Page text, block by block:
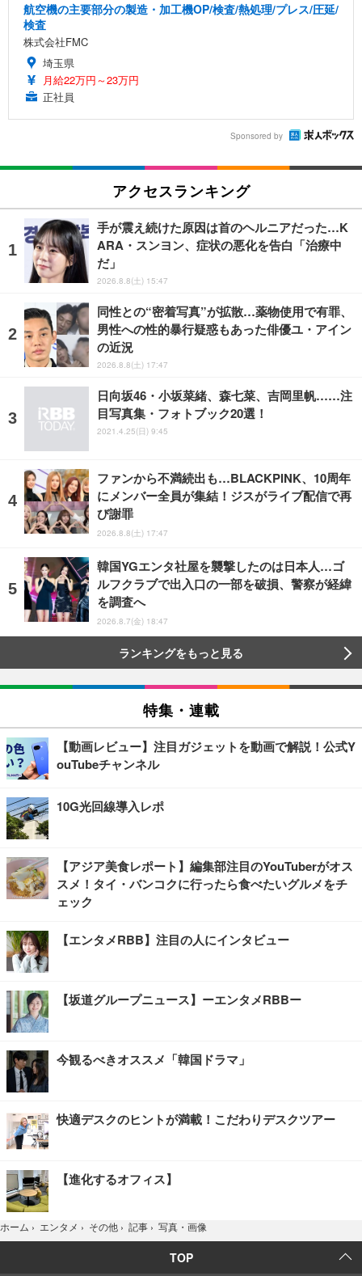
航空機の主要部分の製造・加工機OP/検査/熱処理/プレス/圧延/
検査
株式会社FMC
埼玉県
月給22万円～23万円
正社員
Sponsored by
アクセスランキング
手が震え続けた原因は首のヘルニアだった…K
ARA・スンヨン、症状の悪化を告白「治療中
だ」
2026.8.8(土) 15:47
同性との“密着写真”が拡散…薬物使用で有罪、
男性への性的暴行疑惑もあった俳優ユ・アイン
の近況
2026.8.8(土) 17:47
日向坂46・小坂菜緒、森七菜、吉岡里帆……注
目写真集・フォトブック20選！
2021.4.25(日) 9:45
ファンから不満続出も…BLACKPINK、10周年
にメンバー全員が集結！ジスがライブ配信で再
び謝罪
2026.8.8(土) 17:47
韓国YGエンタ社屋を襲撃したのは日本人…ゴ
ルフクラブで出入口の一部を破損、警察が経緯
を調査へ
2026.8.7(金) 18:47
ランキングをもっと見る
特集・連載
【動画レビュー】注目ガジェットを動画で解説！公式Y
ouTubeチャンネル
10G光回線導入レポ
【アジア美食レポート】編集部注目のYouTuberがオス
スメ！タイ・バンコクに行ったら食べたいグルメをチ
ェック
【エンタメRBB】注目の人にインタビュー
【坂道グループニュース】ーエンタメRBBー
今観るべきオススメ「韓国ドラマ」
快適デスクのヒントが満載！こだわりデスクツアー
【進化するオフィス】
ホーム › エンタメ › その他 › 記事 › 写真・画像
TOP